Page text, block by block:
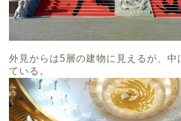
外見からは5層の建物に見えるが、中
ている。